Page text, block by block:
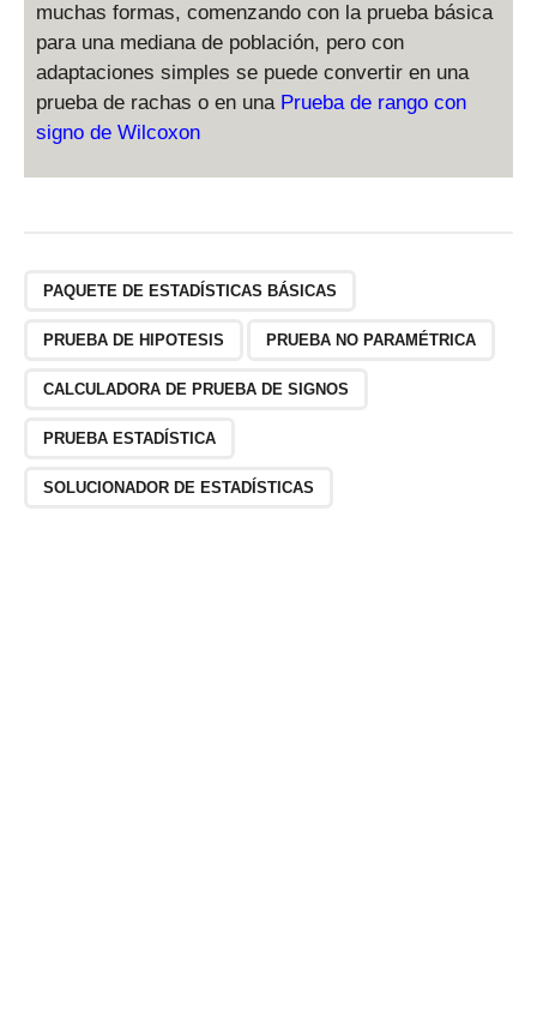
muchas formas, comenzando con la prueba básica
para una mediana de población, pero con
adaptaciones simples se puede convertir en una
prueba de rachas o en una Prueba de rango con
signo de Wilcoxon
PAQUETE DE ESTADÍSTICAS BÁSICAS
PRUEBA DE HIPOTESIS PRUEBA NO PARAMÉTRICA
CALCULADORA DE PRUEBA DE SIGNOS
PRUEBA ESTADÍSTICA
SOLUCIONADOR DE ESTADÍSTICAS